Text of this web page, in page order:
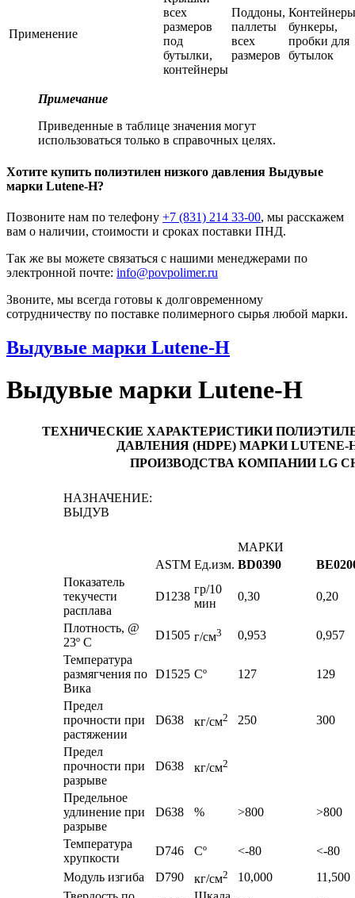
Применение
всех
размеров
под
бутылки,
контейнеры
Поддоны,
паллеты
всех
размеров
бункеры,
пробки для
бутылок
Примечание
Приведенные в таблице значения могут
использоваться только в справочных целях.
Хотите купить полиэтилен низкого давления Выдувые
марки Lutene-H?
Позвоните нам по телефону +7 (831) 214 33-00, мы расскажем
вам о наличии, стоимости и сроках поставки ПНД.
Так же вы можете связаться с нашими менеджерами по
электронной почте: info@povpolimer.ru
Звоните, мы всегда готовы к долговременному
сотрудничеству по поставке полимерного сырья любой марки.
Выдувые марки Lutene-H
Выдувые марки Lutene-H
ТЕХНИЧЕСКИЕ ХАРАКТЕРИСТИКИ
ДАВЛЕНИЯ (HDPE) МАРКИ LUTENE-
ПРОИЗВОДСТВА КОМПАНИИ LG
НАЗНАЧЕНИЕ:
ВЫДУВ
МАРКИ
ASTM Ед.изм. BD0390
Показатель
текучести
расплава
D1238
гр/10
мин
0,30 0,20
Плотность, @
23º C
D1505 г/см3 0,953
0,957
Температура
размягчения по
Вика
D1525 Сº 127 129
Предел
прочности при
растяжении
D638 кг/см2 250 300
Предел
прочности при
разрыве
D638 кг/см2
Предельное
удлинение при
разрыве
D638 % >800 >800
Температура
хрупкости
D746 Сº <-80
<-80
Модуль изгиба
D790 кг/см2 10,000
11,500